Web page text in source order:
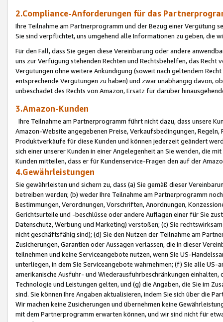
2.Compliance-Anforderungen für das
Ihre Teilnahme am Partnerprogramm und der Bezug einer Vergütung
Sie sind verpflichtet, uns umgehend alle Informationen zu geben, die
Für den Fall, dass Sie gegen diese Vereinbarung oder andere
uns zur Verfügung stehenden Rechten und Rechtsbehelfen, das
Vergütungen ohne weitere Ankündigung (soweit nach geltendem
entsprechende Vergütungen zu haben) und zwar unabhängig davon,
unbeschadet des Rechts von Amazon, Ersatz für darüber
3.Amazon-Kunden
Ihre Teilnahme am Partnerprogramm führt nicht dazu, dass unsere
Amazon-Website angegebenen Preise, Verkaufsbedingungen,
Produktverkäufe für diese Kunden und können jederzeit geändert
sich einer unserer Kunden in einer Angelegenheit an Sie wenden, die
Kunden mitteilen, dass er für Kundenservice-Fragen den auf der
4.Gewährleistungen
Sie gewährleisten und sichern zu, dass (a) Sie gemäß dieser
betreiben werden; (b) weder Ihre Teilnahme am Partnerprogramm
Bestimmungen, Verordnungen, Vorschriften, Anordnungen,
Gerichtsurteile und -beschlüsse oder andere Auflagen einer für Sie
Datenschutz, Werbung und Marketing) verstoßen; (c) Sie
nicht geschäftsfähig sind); (d) Sie den Nutzen der Teilnahme am
Zusicherungen, Garantien oder Aussagen verlassen, die in dieser
teilnehmen und keine Serviceangebote nutzen, wenn Sie US-
unterliegen, in dem Sie Serviceangebote wahrnehmen; (f) Sie alle
amerikanische Ausfuhr- und Wiederausfuhrbeschränkungen
Technologie und Leistungen gelten, und (g) die Angaben, die Sie im
sind. Sie können Ihre Angaben aktualisieren, indem Sie sich über die
Wir machen keine Zusicherungen und übernehmen keine
mit dem Partnerprogramm erwarten können, und wir sind nicht für